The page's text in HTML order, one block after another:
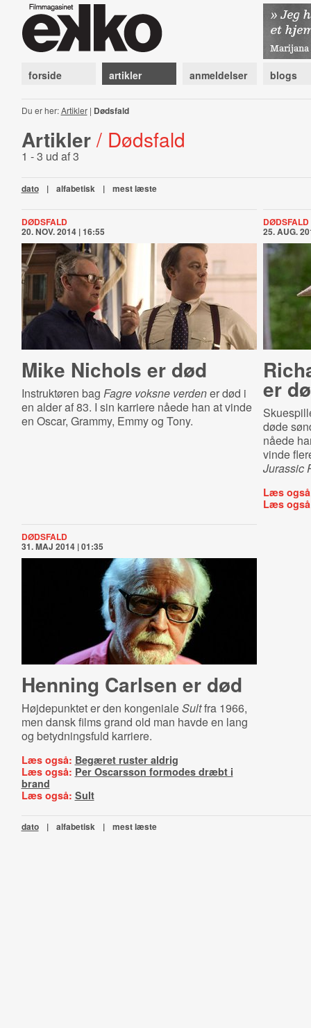
forside artikler anmeldelser blogs
Du er her:Artikler| Dødsfald
Artikler / Dødsfald
1 - 3 ud af 3
dato | alfabetisk | mest læste
DØDSFALD
20. NOV. 2014 | 16:55
Mike Nichols er død
Instruktøren bag Fagre voksne verdener død i
en alder af 83. I sin karriere nåede han at vinde
en Oscar, Grammy, Emmy og Tony.
DØDSFALD
25. AUG.
er
døde
nåede
vinde
Jurassic
Læs
Læs
DØDSFALD
31. MAJ 2014 | 01:35
Henning Carlsen er død
Højdepunktet er den kongenialeSultfra 1966,
men dansk films grand old man havde en lang
og betydningsfuld karriere.
Læs også: Begæret ruster aldrig
Læs også: Per Oscarsson formodes dræbt i
brand
Læs også: Sult
dato | alfabetisk | mest læste